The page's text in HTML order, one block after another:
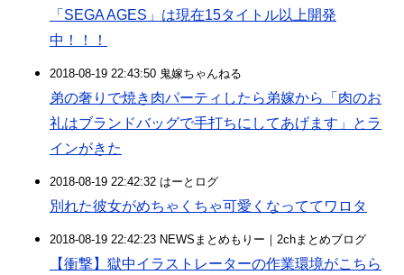
「SEGA AGES」は現在15タイトル以上開発
中！！！
2018-08-19 22:43:50 鬼嫁ちゃんねる
弟の奢りで焼き肉パーティしたら弟嫁から「肉のお
礼はブランドバッグで手打ちにしてあげます」とラ
インがきた
2018-08-19 22:42:32 はーとログ
別れた彼女がめちゃくちゃ可愛くなっててワロタ
2018-08-19 22:42:23 NEWSまとめもりー｜2chまとめブログ
【衝撃】獄中イラストレーターの作業環境がこちら